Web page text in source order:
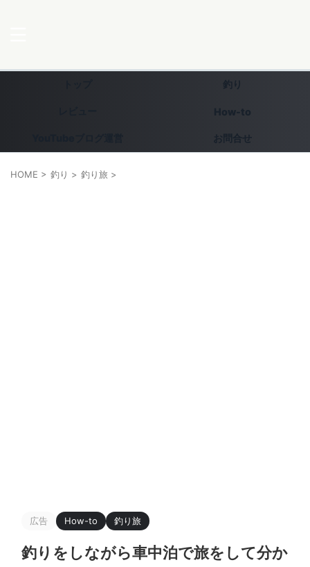
釣り
How-to
お問合せ
HOME > 釣り > 釣り旅 >
広告 How-to 釣り旅
釣りをしながら車中泊で旅をして分か